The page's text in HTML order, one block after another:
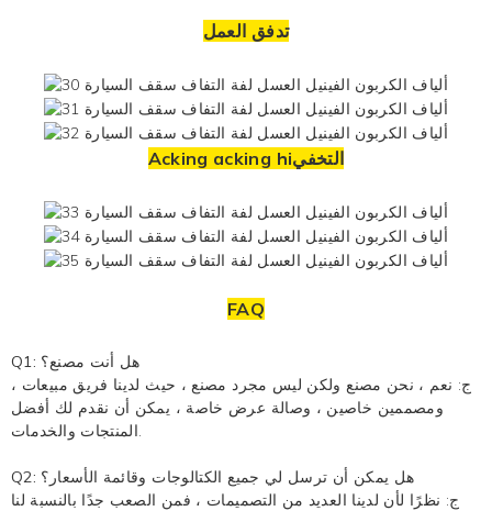
تدفق العمل
Acking acking hiالتخفي
FAQ
Q1: هل أنت مصنع؟
ج: نعم ، نحن مصنع ولكن ليس مجرد مصنع ، حيث لدينا فريق مبيعات ،
ومصممين خاصين ، وصالة عرض خاصة ، يمكن أن نقدم لك أفضل
المنتجات والخدمات.
Q2: هل يمكن أن ترسل لي جميع الكتالوجات وقائمة الأسعار؟
ج: نظرًا لأن لدينا العديد من التصميمات ، فمن الصعب جدًا بالنسبة لنا